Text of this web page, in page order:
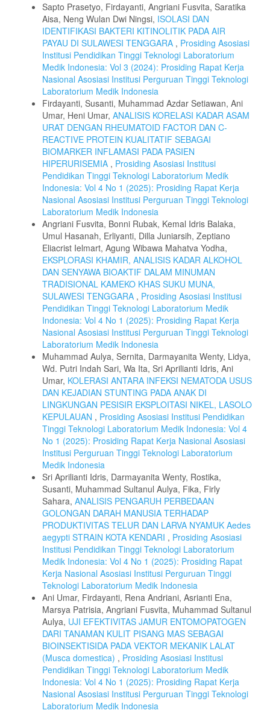
Sapto Prasetyo, Firdayanti, Angriani Fusvita, Saratika
Aisa, Neng Wulan Dwi Ningsi, ISOLASI DAN
IDENTIFIKASI BAKTERI KITINOLITIK PADA AIR
PAYAU DI SULAWESI TENGGARA , Prosiding Asosiasi
Institusi Pendidikan Tinggi Teknologi Laboratorium
Medik Indonesia: Vol 3 (2024): Prosiding Rapat Kerja
Nasional Asosiasi Institusi Perguruan Tinggi Teknologi
Laboratorium Medik Indonesia
Firdayanti, Susanti, Muhammad Azdar Setiawan, Ani
Umar, Heni Umar, ANALISIS KORELASI KADAR ASAM
URAT DENGAN RHEUMATOID FACTOR DAN C-
REACTIVE PROTEIN KUALITATIF SEBAGAI
BIOMARKER INFLAMASI PADA PASIEN
HIPERURISEMIA , Prosiding Asosiasi Institusi
Pendidikan Tinggi Teknologi Laboratorium Medik
Indonesia: Vol 4 No 1 (2025): Prosiding Rapat Kerja
Nasional Asosiasi Institusi Perguruan Tinggi Teknologi
Laboratorium Medik Indonesia
Angriani Fusvita, Bonni Rubak, Kemal Idris Balaka,
Umul Hasanah, Erliyanti, Dilla Juniarsih, Zeptiano
Eliacrist Ielmart, Agung Wibawa Mahatva Yodha,
EKSPLORASI KHAMIR, ANALISIS KADAR ALKOHOL
DAN SENYAWA BIOAKTIF DALAM MINUMAN
TRADISIONAL KAMEKO KHAS SUKU MUNA,
SULAWESI TENGGARA , Prosiding Asosiasi Institusi
Pendidikan Tinggi Teknologi Laboratorium Medik
Indonesia: Vol 4 No 1 (2025): Prosiding Rapat Kerja
Nasional Asosiasi Institusi Perguruan Tinggi Teknologi
Laboratorium Medik Indonesia
Muhammad Aulya, Sernita, Darmayanita Wenty, Lidya,
Wd. Putri Indah Sari, Wa Ita, Sri Aprilianti Idris, Ani
Umar, KOLERASI ANTARA INFEKSI NEMATODA USUS
DAN KEJADIAN STUNTING PADA ANAK DI
LINGKUNGAN PESISIR EKSPLOITASI NIKEL, LASOLO
KEPULAUAN , Prosiding Asosiasi Institusi Pendidikan
Tinggi Teknologi Laboratorium Medik Indonesia: Vol 4
No 1 (2025): Prosiding Rapat Kerja Nasional Asosiasi
Institusi Perguruan Tinggi Teknologi Laboratorium
Medik Indonesia
Sri Aprilianti Idris, Darmayanita Wenty, Rostika,
Susanti, Muhammad Sultanul Aulya, Fika, Firly
Sahara, ANALISIS PENGARUH PERBEDAAN
GOLONGAN DARAH MANUSIA TERHADAP
PRODUKTIVITAS TELUR DAN LARVA NYAMUK Aedes
aegypti STRAIN KOTA KENDARI , Prosiding Asosiasi
Institusi Pendidikan Tinggi Teknologi Laboratorium
Medik Indonesia: Vol 4 No 1 (2025): Prosiding Rapat
Kerja Nasional Asosiasi Institusi Perguruan Tinggi
Teknologi Laboratorium Medik Indonesia
Ani Umar, Firdayanti, Rena Andriani, Asrianti Ena,
Marsya Patrisia, Angriani Fusvita, Muhammad Sultanul
Aulya, UJI EFEKTIVITAS JAMUR ENTOMOPATOGEN
DARI TANAMAN KULIT PISANG MAS SEBAGAI
BIOINSEKTISIDA PADA VEKTOR MEKANIK LALAT
(Musca domestica) , Prosiding Asosiasi Institusi
Pendidikan Tinggi Teknologi Laboratorium Medik
Indonesia: Vol 4 No 1 (2025): Prosiding Rapat Kerja
Nasional Asosiasi Institusi Perguruan Tinggi Teknologi
Laboratorium Medik Indonesia